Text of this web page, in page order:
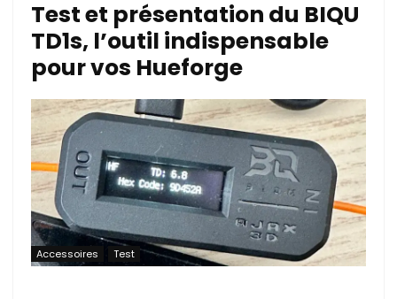
Test et présentation du BIQU
TD1s, l’outil indispensable
pour vos Hueforge
Accessoires Test